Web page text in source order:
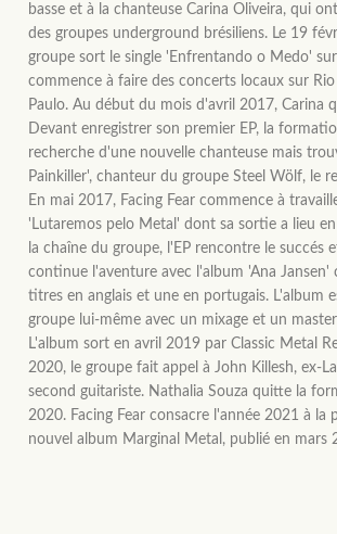
basse et à la chanteuse Carina Oliveira, qui
des groupes underground brésiliens. Le 19
groupe sort le single 'Enfrentando o Medo'
commence à faire des concerts locaux sur
Paulo. Au début du mois d'avril 2017, Carina
Devant enregistrer son premier EP, la
recherche d'une nouvelle chanteuse mais
Painkiller', chanteur du groupe Steel Wölf, le
En mai 2017, Facing Fear commence à
'Lutaremos pelo Metal' dont sa sortie a lieu
la chaîne du groupe, l'EP rencontre le succés
continue l'aventure avec l'album 'Ana Jansen'
titres en anglais et une en portugais. L'album
groupe lui-même avec un mixage et un
L'album sort en avril 2019 par Classic Metal
2020, le groupe fait appel à John Killesh, ex-
second guitariste. Nathalia Souza quitte la
2020. Facing Fear consacre l'année 2021 à la
nouvel album Marginal Metal, publié en mars